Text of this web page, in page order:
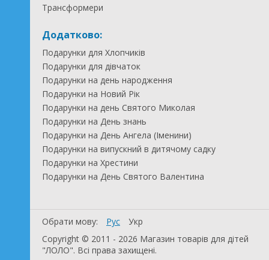
Трансформери
Додатково:
Подарунки для Хлопчиків
Подарунки для дівчаток
Подарунки на день народження
Подарунки на Новий Рік
Подарунки на день Святого Миколая
Подарунки на День знань
Подарунки на День Ангела (Іменини)
Подарунки на випускний в дитячому садку
Подарунки на Хрестини
Подарунки на День Святого Валентина
Обрати мову: Рус
Укр
Copyright © 2011 - 2026 Магазин товарів для дітей
"ЛОЛО". Всі права захищені.